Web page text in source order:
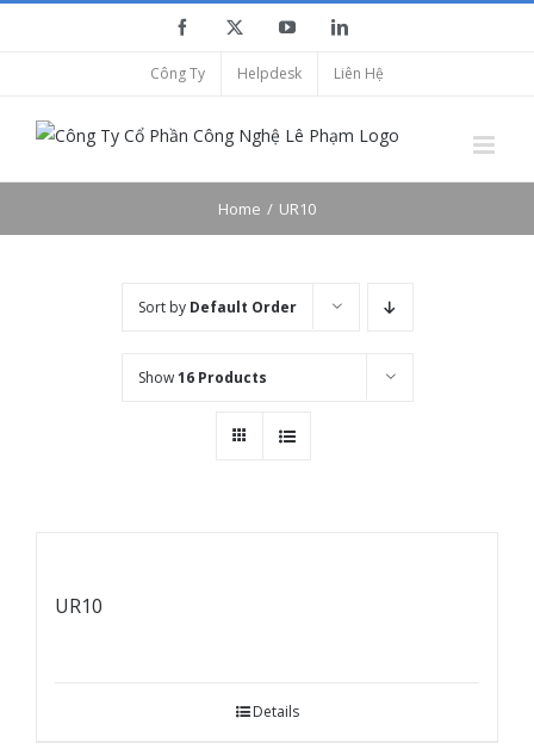
Facebook YouTubeLinkedIn
Công Ty Helpdesk Liên Hệ
Home UR10
Sort by Default Order
Show16 Products
UR10
Details